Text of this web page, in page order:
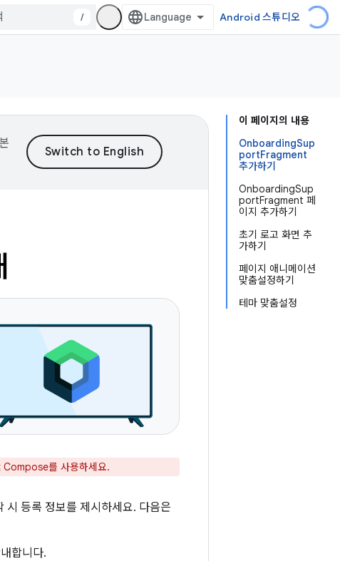
/ Android 스튜디오
이 페이지의 내용
OnboardingSup
portFragment
추가하기
OnboardingSup
portFragment 페
이지 추가하기
초기 로고 화면 추
가하기
페이지 애니메이션
맞춤설정하기
테마 맞춤설정
를 사용하세요.
시 등록 정보를 제시하세요. 다음은
합니다.